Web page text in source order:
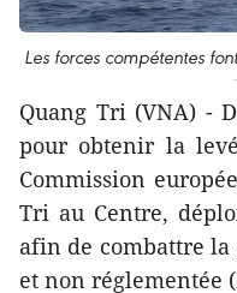
Les forces compétentes
Quang Tri (VNA) -
pour obtenir la
Commission
Tri au Centre,
afin de combattre
et non réglementée